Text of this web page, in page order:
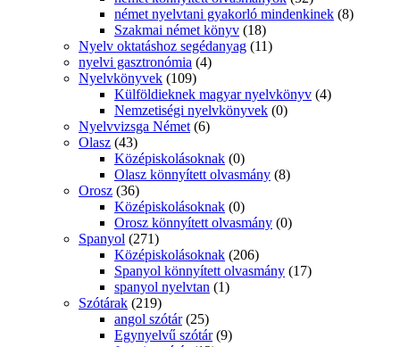
német nyelvtani gyakorló mindenkinek (8)
Szakmai német könyv (18)
Nyelv oktatáshoz segédanyag (11)
nyelvi gasztronómia (4)
Nyelvkönyvek (109)
Külföldieknek magyar nyelvkönyv (4)
Nemzetiségi nyelvkönyvek (0)
Nyelvvizsga Német (6)
Olasz (43)
Középiskolásoknak (0)
Olasz könnyített olvasmány (8)
Orosz (36)
Középiskolásoknak (0)
Orosz könnyített olvasmány (0)
Spanyol (271)
Középiskolásoknak (206)
Spanyol könnyített olvasmány (17)
spanyol nyelvtan (1)
Szótárak (219)
angol szótár (25)
Egynyelvű szótár (9)